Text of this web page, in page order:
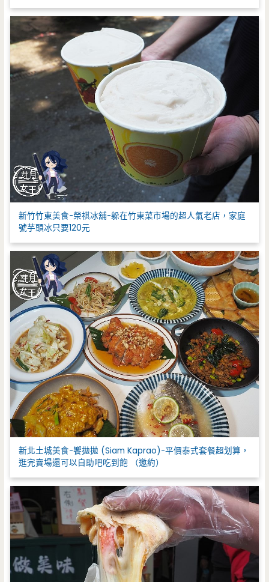
新竹竹東美食-榮祺冰舖-躲在竹東菜市場的超人氣老店，家庭
號芋頭冰只要120元
新北土城美食-饗拋拋 (Siam Kaprao)-平價泰式套餐超划算，
逛完賣場還可以自助吧吃到飽 （邀約）